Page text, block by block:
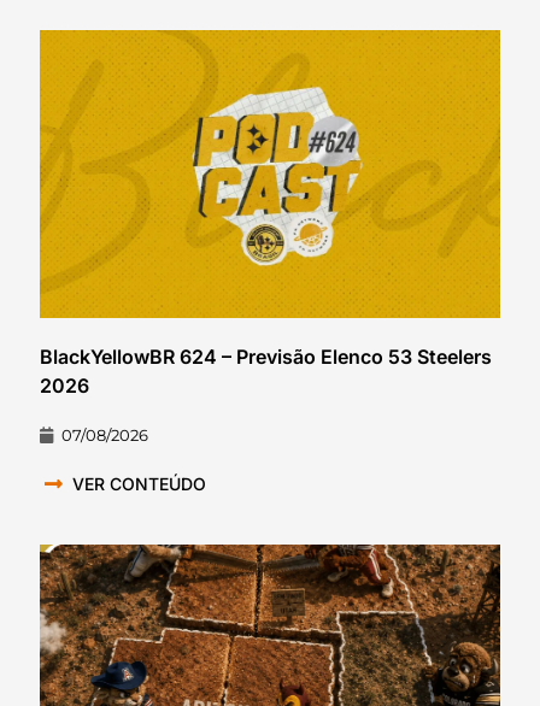
BlackYellowBR 624 – Previsão Elenco 53 Steelers
2026
07/08/2026
VER CONTEÚDO